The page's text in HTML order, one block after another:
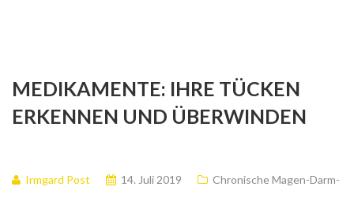
MEDIKAMENTE: IHRE TÜCKEN
ERKENNEN UND ÜBERWINDEN
Irmgard Post 14. Juli 2019
Chronische Magen-Darm-